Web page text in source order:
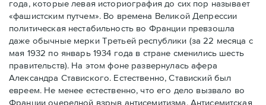
года, которые левая историография до сих пор называет
«фашистским путчем». Во времена Великой Депрессии
политическая нестабильность во Франции превзошла
даже обычные мерки Третьей республики (за 22 месяца с
мая 1932 по январь 1934 года в стране сменились шесть
правительств). На этом фоне развернулась афера
Александра Ставиского. Естественно, Ставиский был
евреем. Не менее естественно, что его дело вызвало во
Франции очередной взрыв антисемитизма. Антисемитская